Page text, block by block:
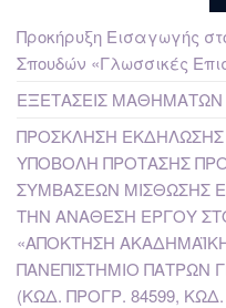
Προκήρυξη Εισαγωγής
Σπουδών «Γλωσσικές
ΕΞΕΤΑΣΕΙΣ ΜΑΘΗΜΑΤΩΝ
ΠΡΟΣΚΛΗΣΗ ΕΚΔΗΛΩΣΗΣ
ΥΠΟΒΟΛΗ ΠΡΟΤΑΣΗΣ
ΣΥΜΒΑΣΕΩΝ ΜΙΣΘΩΣΗΣ
ΤΗΝ ΑΝΑΘΕΣΗ ΕΡΓΟΥ
«ΑΠΟΚΤΗΣΗ
ΠΑΝΕΠΙΣΤΗΜΙΟ ΠΑΤΡΩΝ
(ΚΩΔ. ΠΡΟΓΡ. 84599,